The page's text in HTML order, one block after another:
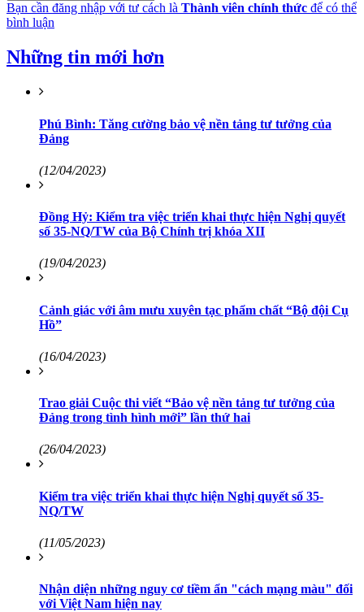
Bạn cần đăng nhập với tư cách là Thành viên chính thức để có thể
bình luận
Những tin mới hơn
Phú Bình: Tăng cường bảo vệ nền tảng tư tưởng của
Đảng
(12/04/2023)
Đồng Hỷ: Kiểm tra việc triển khai thực hiện Nghị quyết
số 35-NQ/TW của Bộ Chính trị khóa XII
(19/04/2023)
Cảnh giác với âm mưu xuyên tạc phẩm chất “Bộ đội Cụ
Hồ”
(16/04/2023)
Trao giải Cuộc thi viết “Bảo vệ nền tảng tư tưởng của
Đảng trong tình hình mới” lần thứ hai
(26/04/2023)
Kiểm tra việc triển khai thực hiện Nghị quyết số 35-
NQ/TW
(11/05/2023)
Nhận diện những nguy cơ tiềm ẩn "cách mạng màu" đối
với Việt Nam hiện nay